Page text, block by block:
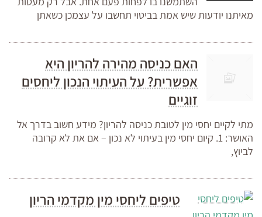
מאיתנו יודעות שיש אמת בביטוי תחשבו על עצמכן כשאתן
האם כניסה מהירה להריון היא
אפשרית? על העיתוי הנכון ליחסים
זוגיים
מתי לקיים יחסי מין לטובת כניסה להריון? מידע חשוב בדרך אל
האושר: 1. קיום יחסי מין בעיתוי לא נכון – אם את לא קרובה
לביוץ,
טיפים ליחסי מין מקדמי הריון